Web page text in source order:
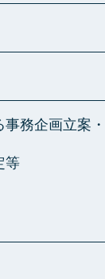
務企画立案
等